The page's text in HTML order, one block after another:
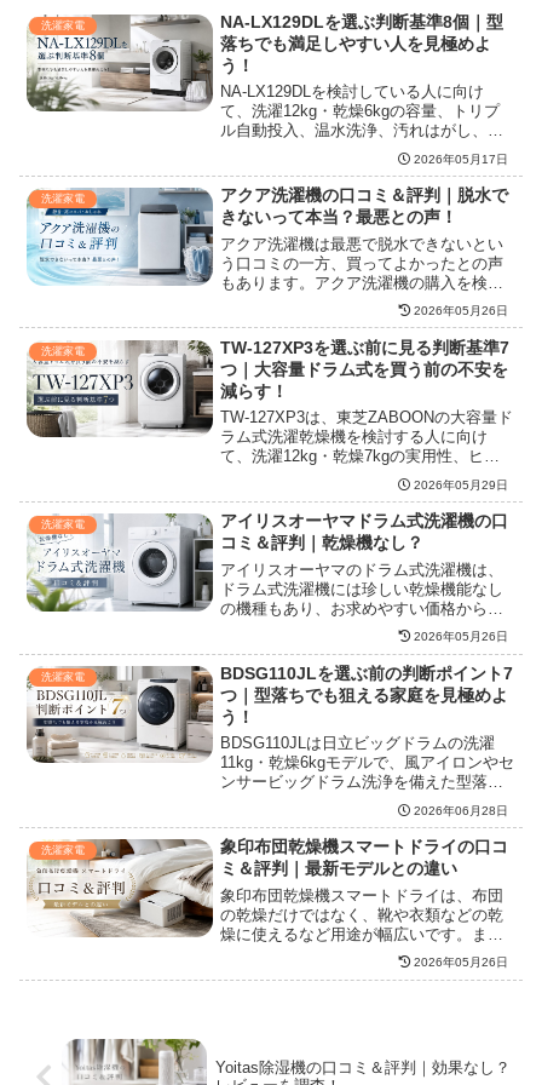
洗濯家電
NA-LX129DLを選ぶ判断基準8個｜型
落ちでも満足しやすい人を見極めよ
う！
NA-LX129DLを検討している人に向け
て、洗濯12kg・乾燥6kgの容量、トリプ
ル自動投入、温水洗浄、汚れはがし、ナ
ノイーX、スマホ連携、設置サイズ、後継
モデルとの違いを整理し、型落ちで狙う
べき家庭と避けたほうがよいケースを購
入前に判断できるようにまとめていま
す。
2026年05月17日
洗濯家電
アクア洗濯機の口コミ＆評判｜脱水で
きないって本当？最悪との声！
アクア洗濯機は最悪で脱水できないとい
う口コミの一方、買ってよかったとの声
もあります。アクア洗濯機の購入を検討
している場合、どちらが正しいのか悩ん
でしまう人は多いでしょう。アクア洗濯
機の機能やよくある質問と答えを通じ、
アクア洗濯機の本当の実力をご紹介しま
す。
2026年05月26日
洗濯家電
TW-127XP3を選ぶ前に見る判断基準7
つ｜大容量ドラム式を買う前の不安を
減らす！
TW-127XP3は、東芝ZABOONの大容量ド
ラム式洗濯乾燥機を検討する人に向け
て、洗濯12kg・乾燥7kgの実用性、ヒー
トポンプ乾燥、自動投入、温水洗浄、UV
除菌、設置前の注意点、型落ち価格で選
ぶ際の見方まで整理し、家庭に合うか判
断しやすくまとめています。
2026年05月29日
洗濯家電
アイリスオーヤマドラム式洗濯機の口
コミ＆評判｜乾燥機なし？
アイリスオーヤマのドラム式洗濯機は、
ドラム式洗濯機には珍しい乾燥機能なし
の機種もあり、お求めやすい価格から一
人暮らしにおすすめです。実際の口コミ
や評判を元に、アイリスオーヤマのドラ
ム式洗濯機の機能や効果などをまとめて
います。
2026年05月26日
洗濯家電
BDSG110JLを選ぶ前の判断ポイント7
つ｜型落ちでも狙える家庭を見極めよ
う！
BDSG110JLは日立ビッグドラムの洗濯
11kg・乾燥6kgモデルで、風アイロンやセ
ンサービッグドラム洗浄を備えた型落ち
候補です。後継モデルとの違い、設置前
の注意点、乾燥方式、自動投入なしの影
響、向いている家庭まで整理し、価格だ
けで判断して後悔しない選び方をまとめ
ます。
2026年06月28日
洗濯家電
象印布団乾燥機スマートドライの口コ
ミ＆評判｜最新モデルとの違い
象印布団乾燥機スマートドライは、布団
の乾燥だけではなく、靴や衣類などの乾
燥に使えるなど用途が幅広いです。ま
た、マット・ホースが不要で、コンパク
トサイズであることから使い勝手が良い
2026年05月26日
Yoitas除湿機の口コミ＆評判｜効果なし？